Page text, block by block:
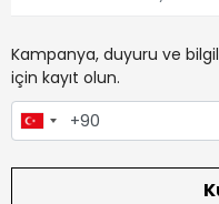
Kampanya, duyuru ve
için kayıt olun.